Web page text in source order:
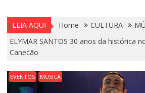
LEIA AQUI Home CULTURA
ELYMAR SANTOS 30 anos da histórica
Canecão
EVENTOS MÚSICA